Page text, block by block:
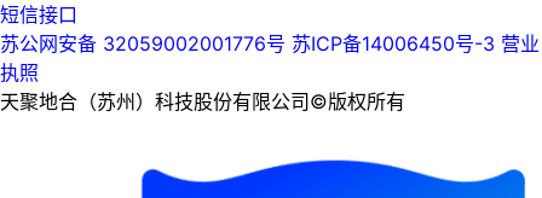
短信接口
苏公网安备 32059002001776号 苏ICP备14006450号-3 营业
执照
天聚地合（苏州）科技股份有限公司©版权所有